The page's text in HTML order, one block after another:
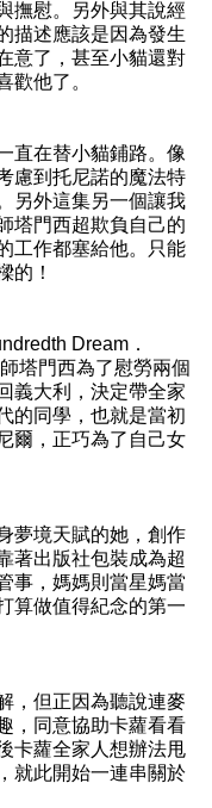
撫慰。另外與其說經
描述應該是因為發生
意了，甚至小貓還對
歡他了。
直在替小貓鋪路。像
慮到托尼諾的魔法特
另外這集另一個讓我
塔門西超欺負自己的
工作都塞給他。只能
的！
Dream．
塔門西為了慰勞兩個
義大利，決定帶全家
的同學，也就是當初
爾，正巧為了自己女
夢境天賦的她，創作
著出版社包裝成為超
事，媽媽則當星媽當
算做值得紀念的第一
，但正因為聽說連麥
，同意協助卡蘿看看
卡蘿全家人想辦法甩
就此開始一連串關於